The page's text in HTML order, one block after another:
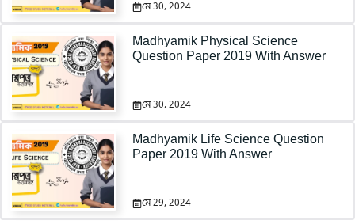
মে 30, 2024
Madhyamik Physical Science
Question Paper 2019 With Answer
মে 30, 2024
Madhyamik Life Science Question
Paper 2019 With Answer
মে 29, 2024